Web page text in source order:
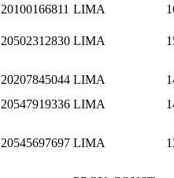
20100166811 LIMA
20502312830 LIMA
20207845044 LIMA
20547919336 LIMA
20545697697 LIMA